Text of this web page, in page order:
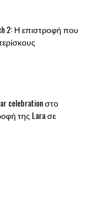
2: Η επιστροφή που
celebration στο
της Lara σε